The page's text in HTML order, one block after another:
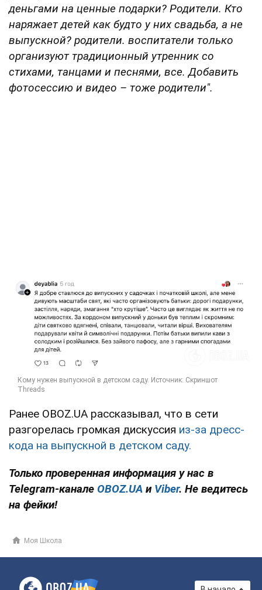
деньгами на ценные подарки? Родители. Кто
наряжает детей как будто у них свадьба, а не
выпускной? родители. воспитатели только
организуют традиционный утренник со
стихами, танцами и песнями, все. Добавить
фотосессию и видео – тоже родители".
Ранее OBOZ.UA рассказывал, что в сети
разгорелась громкая дискуссия из-за дресс-
кода на выпускной в детском саду.
Только проверенная информация у нас в
Telegram-канале OBOZ.UA и Viber. Не ведитесь
на фейки!
Моя Школа